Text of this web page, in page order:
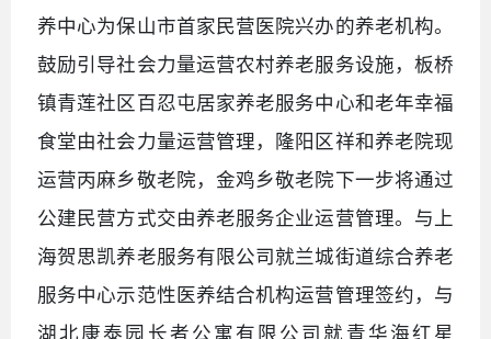
养中心为保山市首家民营医院兴办的养老机构。
鼓励引导社会力量运营农村养老服务设施，板桥
镇青莲社区百忍屯居家养老服务中心和老年幸福
食堂由社会力量运营管理，隆阳区祥和养老院现
运营丙麻乡敬老院，金鸡乡敬老院下一步将通过
公建民营方式交由养老服务企业运营管理。与上
海贺思凯养老服务有限公司就兰城街道综合养老
服务中心示范性医养结合机构运营管理签约，与
湖北康泰园长者公寓有限公司就青华海红星